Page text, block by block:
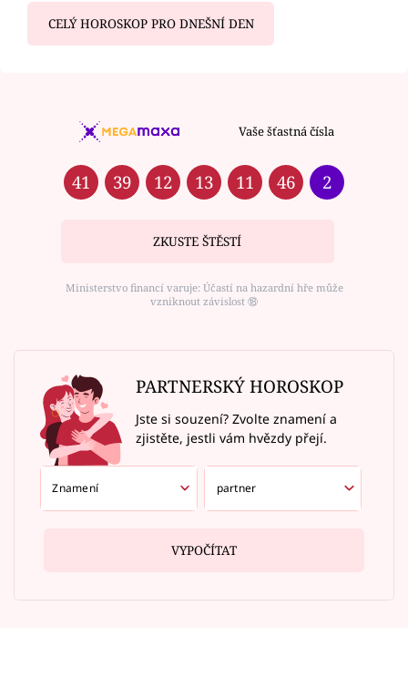
CELÝ HOROSKOP PRO DNEŠNÍ DEN
Vaše šťastná čísla
41 39 12 13 11 46 2
ZKUSTE ŠTĚSTÍ
Ministerstvo financí varuje: Účastí na hazardní hře může
vzniknout závislost ⑱
PARTNERSKÝ HOROSKOP
Jste si souzení? Zvolte znamení a
zjistěte, jestli vám hvězdy přejí.
VYPOČÍTAT